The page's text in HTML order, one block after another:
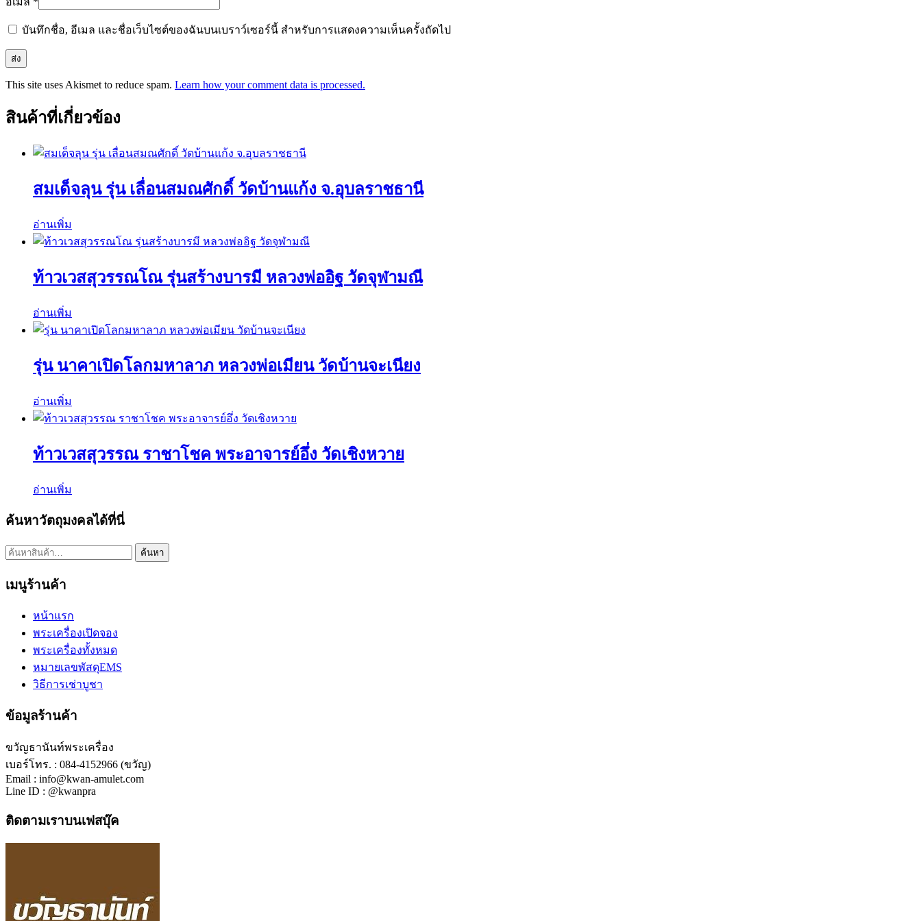
บันทึกชื่อ, อีเมล และชื่อเว็บไซต์ของฉันบนเบราว์เซอร์นี้ สำหรับการแสดงความเห็นครั้งถัดไป
This site uses Akismet to reduce spam. Learn how your comment data is processed.
สินค้าที่เกี่ยวข้อง
สมเด็จลุน รุ่น เลื่อนสมณศักดิ์ วัดบ้านแก้ง จ.อุบลราชธานี
อ่านเพิ่ม
ท้าวเวสสุวรรณโณ รุ่นสร้างบารมี หลวงพ่ออิฐ วัดจุฬามณี
อ่านเพิ่ม
รุ่น นาคาเปิดโลกมหาลาภ หลวงพ่อเมียน วัดบ้านจะเนียง
อ่านเพิ่ม
ท้าวเวสสุวรรณ ราชาโชค พระอาจารย์อึ่ง วัดเชิงหวาย
อ่านเพิ่ม
ค้นหาวัตถุมงคลได้ที่นี่
ค้นหา: ค้นหา
เมนูร้านค้า
หน้าแรก
พระเครื่องเปิดจอง
พระเครื่องทั้งหมด
หมายเลขพัสดุEMS
วิธีการเช่าบูชา
ข้อมูลร้านค้า
ขวัญธานันท์พระเครื่อง
เบอร์โทร. : 084-4152966 (ขวัญ)
Email : info@kwan-amulet.com
Line ID : @kwanpra
ติดตามเราบนเฟสบุ๊ค